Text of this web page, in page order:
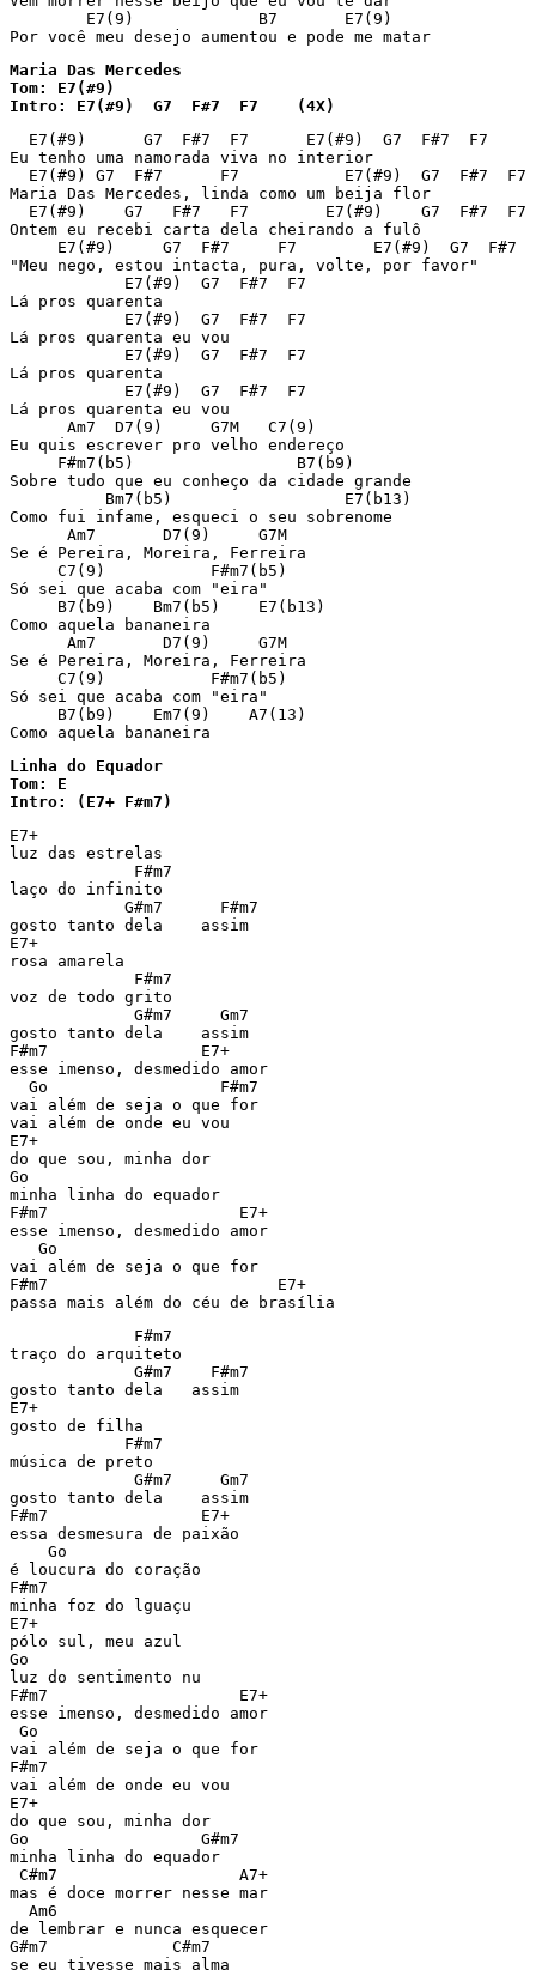
        E7(9)             B7       E7(9)
Maria Das Mercedes
Tom: E7(#9)
Intro: E7(#9)  G7  F#7  F7    (4X)
  E7(#9)      G7  F#7  F7      E7(#9)  G7  F#7  F7
Eu tenho uma namorada viva no interior
  E7(#9) G7  F#7      F7           E7(#9)  G7  F#7  F7
Maria Das Mercedes, linda como um beija flor
  E7(#9)    G7   F#7   F7        E7(#9)    G7  F#7  F7
Ontem eu recebi carta dela cheirando a fulô
E7(#9)     G7  F#7     F7        E7(#9)  G7  F#7
"Meu nego, estou intacta, pura, volte, por favor"
            E7(#9)  G7  F#7  F7
Lá pros quarenta
            E7(#9)  G7  F#7  F7
Lá pros quarenta eu vou
            E7(#9)  G7  F#7  F7
Lá pros quarenta
            E7(#9)  G7  F#7  F7
Lá pros quarenta eu vou
      Am7  D7(9)     G7M   C7(9)
Eu quis escrever pro velho endereço
     F#m7(b5)                 B7(b9)
Sobre tudo que eu conheço da cidade grande
          Bm7(b5)                  E7(b13)
Como fui infame, esqueci o seu sobrenome
      Am7       D7(9)     G7M
Se é Pereira, Moreira, Ferreira
     C7(9)           F#m7(b5)
Só sei que acaba com "eira"
     B7(b9)    Bm7(b5)    E7(b13)
Como aquela bananeira
      Am7       D7(9)     G7M
Se é Pereira, Moreira, Ferreira
     C7(9)           F#m7(b5)
Só sei que acaba com "eira"
     B7(b9)    Em7(9)    A7(13)
Como aquela bananeira
Linha do Equador
Tom: E
Intro: (E7+ F#m7)
E7+
luz das estrelas
             F#m7
laço do infinito
            G#m7      F#m7
gosto tanto dela    assim
E7+
rosa amarela
             F#m7
voz de todo grito
             G#m7     Gm7
gosto tanto dela    assim
F#m7                E7+
esse imenso, desmedido amor
  Go                  F#m7
vai além de seja o que for
vai além de onde eu vou
E7+
do que sou, minha dor
Go
minha linha do equador
F#m7                    E7+
esse imenso, desmedido amor
   Go
vai além de seja o que for
F#m7                        E7+
passa mais além do céu de brasília
             F#m7
traço do arquiteto
             G#m7    F#m7
gosto tanto dela   assim
E7+
gosto de filha
            F#m7
música de preto
             G#m7     Gm7
gosto tanto dela    assim
F#m7                E7+
essa desmesura de paixão
    Go
é loucura do coração
F#m7
minha foz do lguaçu
E7+
pólo sul, meu azul
Go
luz do sentimento nu
F#m7                    E7+
esse imenso, desmedido amor
Go
vai além de seja o que for
F#m7
vai além de onde eu vou
E7+
do que sou, minha dor
Go                  G#m7
minha linha do equador
C#m7                   A7+
mas é doce morrer nesse mar
  Am6
de lembrar e nunca esquecer
G#m7             C#m7
se eu tivesse mais alma